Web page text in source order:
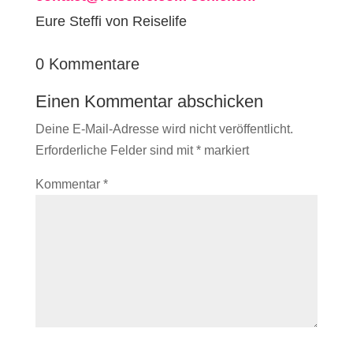
Eure Steffi von Reiselife
0 Kommentare
Einen Kommentar abschicken
Deine E-Mail-Adresse wird nicht veröffentlicht.
Erforderliche Felder sind mit*markiert
Kommentar *